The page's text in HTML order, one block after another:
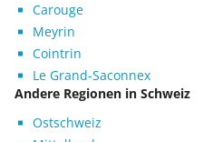
Carouge
Meyrin
Cointrin
Le Grand-Saconnex
Andere Regionen in Schweiz
Ostschweiz